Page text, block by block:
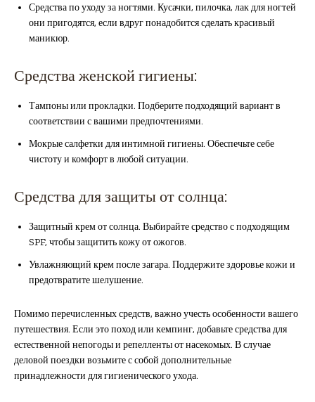
Средства по уходу за ногтями. Кусачки, пилочка, лак для ногтей
они пригодятся, если вдруг понадобится сделать красивый
маникюр.
Средства женской гигиены:
Тампоны или прокладки. Подберите подходящий вариант в
соответствии с вашими предпочтениями.
Мокрые салфетки для интимной гигиены. Обеспечьте себе
чистоту и комфорт в любой ситуации.
Средства для защиты от солнца:
Защитный крем от солнца. Выбирайте средство с подходящим
SPF, чтобы защитить кожу от ожогов.
Увлажняющий крем после загара. Поддержите здоровье кожи и
предотвратите шелушение.
Помимо перечисленных средств, важно учесть особенности вашего
путешествия. Если это поход или кемпинг, добавьте средства для
естественной непогоды и репелленты от насекомых. В случае
деловой поездки возьмите с собой дополнительные
принадлежности для гигиенического ухода.